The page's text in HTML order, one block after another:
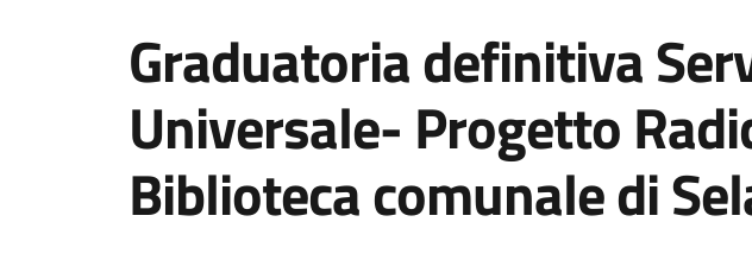
Graduatoria definitiva
Universale- Progetto
Biblioteca comunale di